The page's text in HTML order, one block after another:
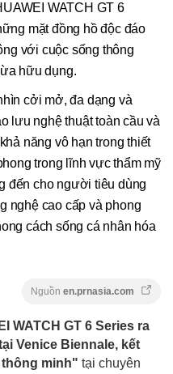
WATCH GT 6
mặt đồng hồ độc đáo
với cuộc sống thông
hữu dụng.
cởi mở, đa dạng và
lưu nghệ thuật toàn cầu và
năng vô hạn trong thiết
trong lĩnh vực thẩm mỹ
đến cho người tiêu dùng
nghệ cao cấp và phong
cách sống cá nhân hóa
Nguồn en.prnasia.com
WATCH GT 6 Series ra
Venice Biennale, kết
minh" tại chuyên